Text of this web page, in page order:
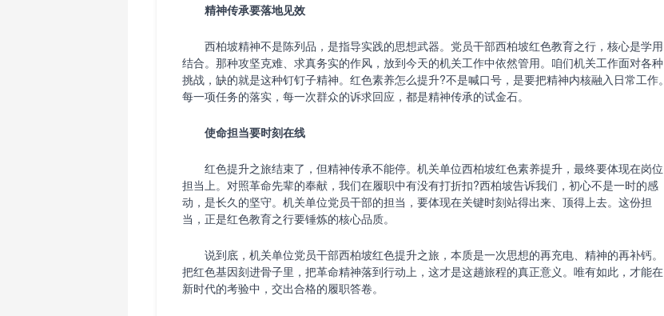
精神传承要落地见效
西柏坡精神不是陈列品，是指导实践的思想武器。党员干部西柏坡红色教育之行，核心是学用
结合。那种攻坚克难、求真务实的作风，放到今天的机关工作中依然管用。咱们机关工作面对各种
挑战，缺的就是这种钉钉子精神。红色素养怎么提升?不是喊口号，是要把精神内核融入日常工作。
每一项任务的落实，每一次群众的诉求回应，都是精神传承的试金石。
使命担当要时刻在线
红色提升之旅结束了，但精神传承不能停。机关单位西柏坡红色素养提升，最终要体现在岗位
担当上。对照革命先辈的奉献，我们在履职中有没有打折扣?西柏坡告诉我们，初心不是一时的感
动，是长久的坚守。机关单位党员干部的担当，要体现在关键时刻站得出来、顶得上去。这份担
当，正是红色教育之行要锤炼的核心品质。
说到底，机关单位党员干部西柏坡红色提升之旅，本质是一次思想的再充电、精神的再补钙。
把红色基因刻进骨子里，把革命精神落到行动上，这才是这趟旅程的真正意义。唯有如此，才能在
新时代的考验中，交出合格的履职答卷。